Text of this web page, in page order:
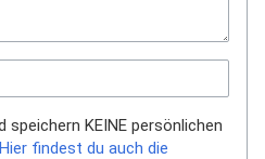
speichern KEINE persönlichen
Hier findest du auch die